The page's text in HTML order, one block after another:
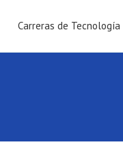
Carreras de Tecnología